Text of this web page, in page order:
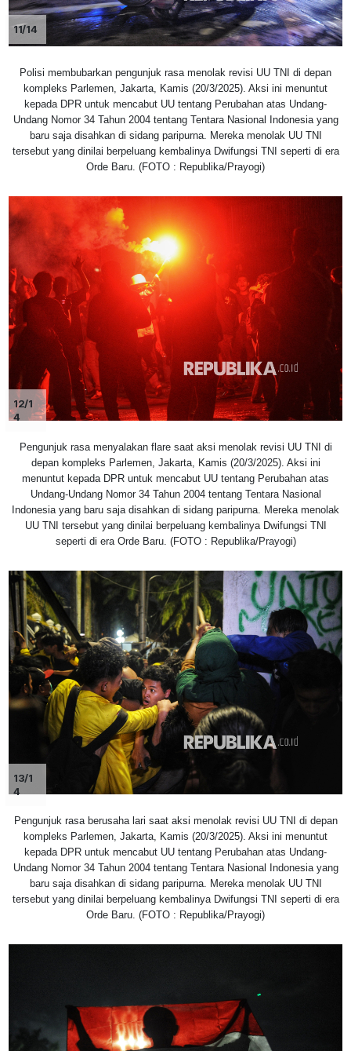
11/14
Polisi membubarkan pengunjuk rasa menolak revisi UU TNI di depan
kompleks Parlemen, Jakarta, Kamis (20/3/2025). Aksi ini menuntut
kepada DPR untuk mencabut UU tentang Perubahan atas Undang-
Undang Nomor 34 Tahun 2004 tentang Tentara Nasional Indonesia yang
baru saja disahkan di sidang paripurna. Mereka menolak UU TNI
tersebut yang dinilai berpeluang kembalinya Dwifungsi TNI seperti di era
Orde Baru. (FOTO : Republika/Prayogi)
12/1
4
Pengunjuk rasa menyalakan flare saat aksi menolak revisi UU TNI di
depan kompleks Parlemen, Jakarta, Kamis (20/3/2025). Aksi ini
menuntut kepada DPR untuk mencabut UU tentang Perubahan atas
Undang-Undang Nomor 34 Tahun 2004 tentang Tentara Nasional
Indonesia yang baru saja disahkan di sidang paripurna. Mereka menolak
UU TNI tersebut yang dinilai berpeluang kembalinya Dwifungsi TNI
seperti di era Orde Baru. (FOTO : Republika/Prayogi)
13/1
4
Pengunjuk rasa berusaha lari saat aksi menolak revisi UU TNI di depan
kompleks Parlemen, Jakarta, Kamis (20/3/2025). Aksi ini menuntut
kepada DPR untuk mencabut UU tentang Perubahan atas Undang-
Undang Nomor 34 Tahun 2004 tentang Tentara Nasional Indonesia yang
baru saja disahkan di sidang paripurna. Mereka menolak UU TNI
tersebut yang dinilai berpeluang kembalinya Dwifungsi TNI seperti di era
Orde Baru. (FOTO : Republika/Prayogi)